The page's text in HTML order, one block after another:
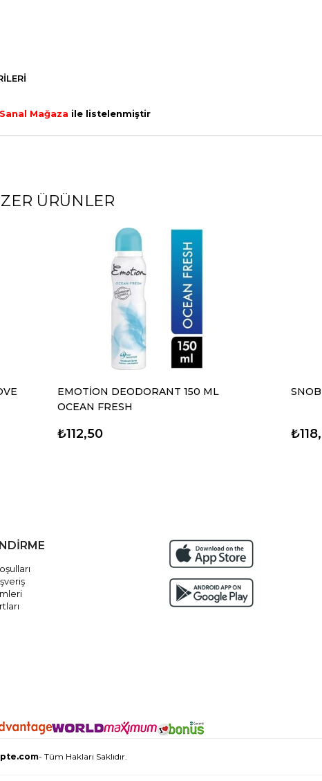
Mağaza ile listelenmiştir
ÜRÜNLER
EMOTİON DEODORANT 150 ML
OCEAN FRESH
₺112,50
- Tüm Hakları Saklıdır.